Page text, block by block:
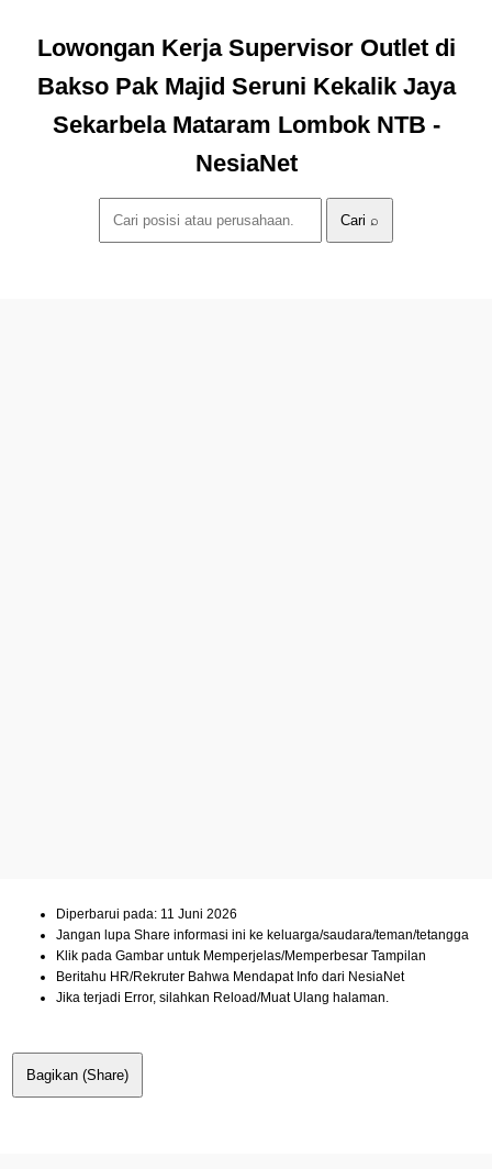
Lowongan Kerja Supervisor Outlet di
Bakso Pak Majid Seruni Kekalik Jaya
Sekarbela Mataram Lombok NTB -
NesiaNet
Cari ⌕
Diperbarui pada: 11 Juni 2026
Jangan lupa Share informasi ini ke keluarga/saudara/teman/tetangga
Klik pada Gambar untuk Memperjelas/Memperbesar Tampilan
Beritahu HR/Rekruter Bahwa Mendapat Info dari NesiaNet
Jika terjadi Error, silahkan Reload/Muat Ulang halaman.
Bagikan (Share)